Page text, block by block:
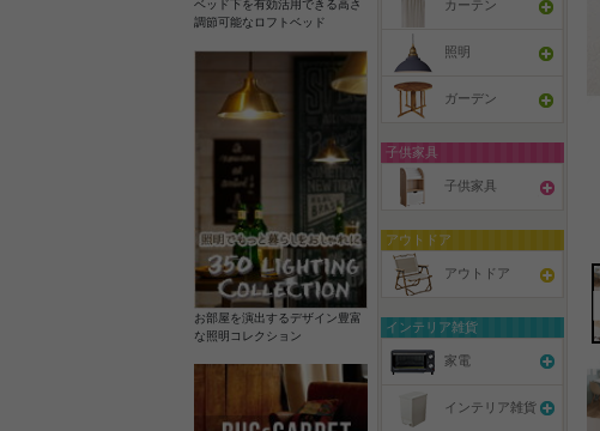
ベッド下を有効活用できる高さ
調節可能なロフトベッド
お部屋を演出するデザイン豊富
な照明コレクション
カーテン
照明
ガーデン
子供家具
子供家具
アウトドア
アウトドア
インテリア雑貨
家電
インテリア雑貨